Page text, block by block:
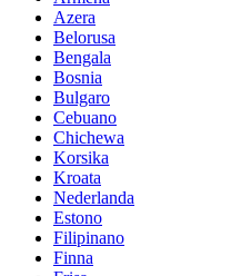
Azera
Belorusa
Bengala
Bosnia
Bulgaro
Cebuano
Chichewa
Korsika
Kroata
Nederlanda
Estono
Filipinano
Finna